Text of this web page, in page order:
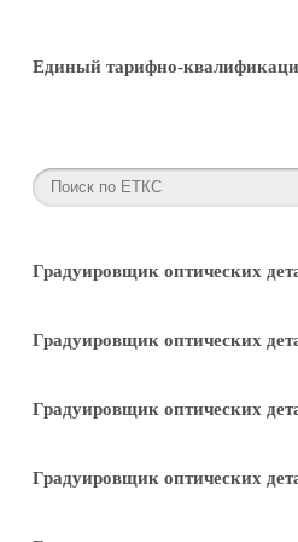
Единый тарифно-
Градуировщик оптических
Градуировщик оптических
Градуировщик оптических
Градуировщик оптических